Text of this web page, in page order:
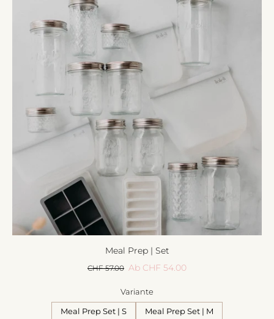
Meal Prep | Set
CHF 57.00 Ab CHF 54.00
Variante
Meal Prep Set | S Meal Prep Set | M